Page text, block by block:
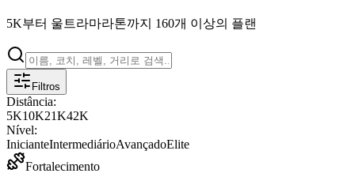
5K부터 울트라마라톤까지 160개 이상의 플랜
Filtros
Distância:
5K10K21K42K
Nível:
InicianteIntermediárioAvançadoElite
Fortalecimento